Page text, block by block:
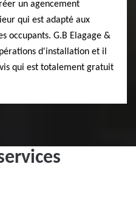
un agencement
qui est adapté aux
occupants. G.B Elagage &
d'installation et il
qui est totalement gratuit